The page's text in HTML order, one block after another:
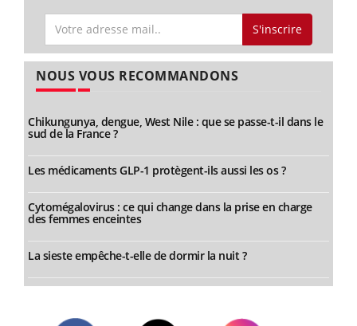
S'inscrire
NOUS VOUS RECOMMANDONS
Chikungunya, dengue, West Nile : que se passe-t-il dans le
sud de la France ?
Les médicaments GLP-1 protègent-ils aussi les os ?
Cytomégalovirus : ce qui change dans la prise en charge
des femmes enceintes
La sieste empêche-t-elle de dormir la nuit ?